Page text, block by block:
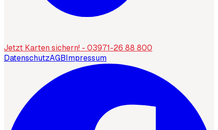
Jetzt Karten sichern! - 03971-26 88 800
DatenschutzAGBImpressum